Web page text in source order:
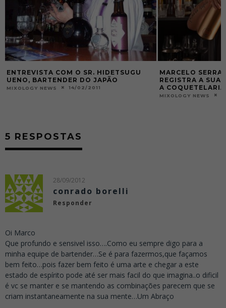
MARCELO SERRANO LANÇA LIVRO QUE
REGISTRA A SUA CONTRIBUIÇÃO PARA
A COQUETELARIA
AS DORES DE
MUITAS LESÕES
MIXOLOGY NEWS
5 RESPOSTAS
28/09/2012
conrado borelli
Responder
Oi Marco
Que profundo e sensivel isso….Como eu sempre digo para a
minha equipe de bartender…Se é para fazermos,que façamos
bem feito…pois fazer bem feito é uma arte e chegar a este
estado de espírito pode até ser mais facil do que imagina..o dificil
é vc se manter e se mantendo as combinações parecem que se
criam instantaneamente na sua mente…Um Abraço